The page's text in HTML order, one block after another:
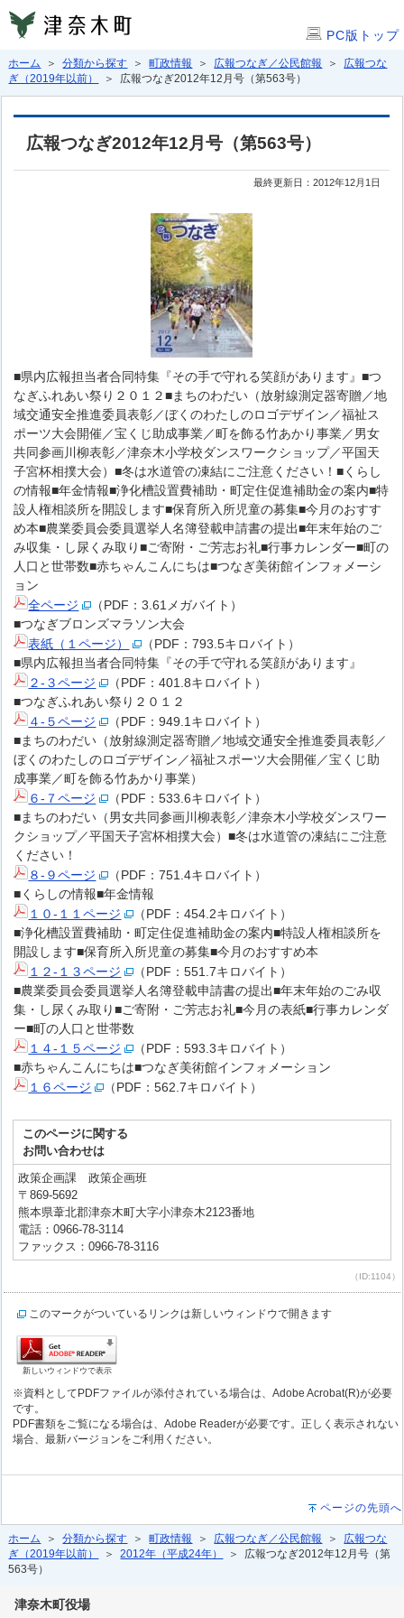
PC版トップ
ホーム ＞分類から探す ＞町政情報 ＞ 広報つなぎ／公民館報 ＞ 広報つな
ぎ（2019年以前）
＞ 広報つなぎ2012年12月号（第563号）
広報つなぎ2012年12月号（第563号）
最終更新日：2012年12月1日
■県内広報担当者合同特集『その手で守れる笑顔があります』■つ
なぎふれあい祭り２０１２■まちのわだい（放射線測定器寄贈／地
域交通安全推進委員表彰／ぼくのわたしのロゴデザイン／福祉ス
ポーツ大会開催／宝くじ助成事業／町を飾る竹あかり事業／男女
共同参画川柳表彰／津奈木小学校ダンスワークショップ／平国天
子宮杯相撲大会）■冬は水道管の凍結にご注意ください！■くらし
の情報■年金情報■浄化槽設置費補助・町定住促進補助金の案内■特
設人権相談所を開設します■保育所入所児童の募集■今月のおすす
め本■農業委員会委員選挙人名簿登載申請書の提出■年末年始のご
み収集・し尿くみ取り■ご寄附・ご芳志お礼■行事カレンダー■町の
人口と世帯数■赤ちゃんこんにちは■つなぎ美術館インフォメーシ
ョン
全ページ
（PDF：3.61メガバイト）
■つなぎブロンズマラソン大会
表紙（１ページ）
（PDF：793.5キロバイト）
■県内広報担当者合同特集『その手で守れる笑顔があります』
２-３ページ
（PDF：401.8キロバイト）
■つなぎふれあい祭り２０１２
４-５ページ
（PDF：949.1キロバイト）
■まちのわだい（放射線測定器寄贈／地域交通安全推進委員表彰／
ぼくのわたしのロゴデザイン／福祉スポーツ大会開催／宝くじ助
成事業／町を飾る竹あかり事業）
６-７ページ
（PDF：533.6キロバイト）
■まちのわだい（男女共同参画川柳表彰／津奈木小学校ダンスワー
クショップ／平国天子宮杯相撲大会）■冬は水道管の凍結にご注意
ください！
８-９ページ
（PDF：751.4キロバイト）
■くらしの情報■年金情報
１０-１１ページ
（PDF：454.2キロバイト）
■浄化槽設置費補助・町定住促進補助金の案内■特設人権相談所を
開設します■保育所入所児童の募集■今月のおすすめ本
１２-１３ページ
（PDF：551.7キロバイト）
■農業委員会委員選挙人名簿登載申請書の提出■年末年始のごみ収
集・し尿くみ取り■ご寄附・ご芳志お礼■今月の表紙■行事カレンダ
ー■町の人口と世帯数
１４-１５ページ
（PDF：593.3キロバイト）
■赤ちゃんこんにちは■つなぎ美術館インフォメーション
１６ページ
（PDF：562.7キロバイト）
このページに関する
お問い合わせは
政策企画課 政策企画班
〒869-5692
熊本県葦北郡津奈木町大字小津奈木2123番地
電話：0966-78-3114
ファックス：0966-78-3116
（ID:1104）
このマークがついているリンクは新しいウィンドウで開きます
新しいウィンドウで表示
※資料としてPDFファイルが添付されている場合は、Adobe Acrobat(R)が必要
です。
PDF書類をご覧になる場合は、Adobe Readerが必要です。正しく表示されない
場合、最新バージョンをご利用ください。
ページの先頭へ
ホーム ＞分類から探す ＞町政情報 ＞ 広報つなぎ／公民館報 ＞ 広報つな
ぎ（2019年以前）
＞2012年（平成24年）
＞ 広報つなぎ2012年12月号（第
563号）
津奈木町役場